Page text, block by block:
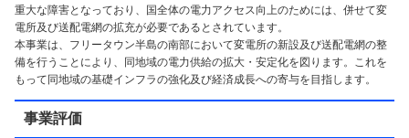
重大な障害となっており、国全体の電力アクセス向上のためには、併せて変
電所及び送配電網の拡充が必要であるとされています。
本事業は、フリータウン半島の南部において変電所の新設及び送配電網の整
備を行うことにより、同地域の電力供給の拡大・安定化を図ります。これを
もって同地域の基礎インフラの強化及び経済成長への寄与を目指します。
事業評価